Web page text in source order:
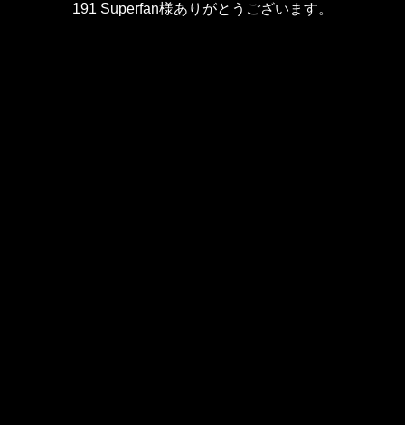
191 Superfan様ありがとうございます。